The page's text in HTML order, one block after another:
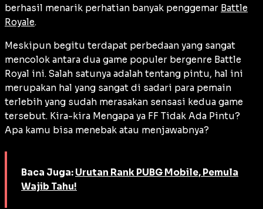
berhasil menarik perhatian banyak penggemar Battle
Royale.
Meskipun begitu terdapat perbedaan yang sangat
mencolok antara dua game populer bergenre Battle
Royal ini. Salah satunya adalah tentang pintu, hal ini
merupakan hal yang sangat di sadari para pemain
terlebih yang sudah merasakan sensasi kedua game
tersebut. Kira-kira Mengapa ya FF Tidak Ada Pintu?
Apa kamu bisa menebak atau menjawabnya?
Baca Juga: Urutan Rank PUBG Mobile, Pemula
Wajib Tahu!